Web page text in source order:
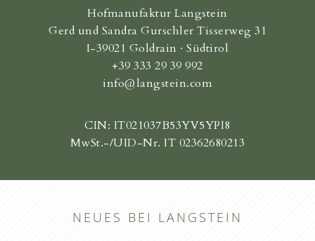
Hofmanufaktur Langstein
Gerd und Sandra Gurschler Tisserweg 31
I-39021 Goldrain · Südtirol
+39 333 29 39 992
info@langstein.com
CIN: IT021037B53YV5YPI8
MwSt.-/UID-Nr. IT 02362680213
NEUES BEI LANGSTEIN